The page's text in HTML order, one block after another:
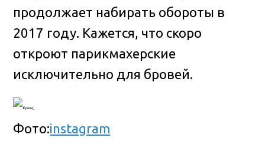
продолжает набирать обороты в
2017 году. Кажется, что скоро
откроют парикмахерские
исключительно для бровей.
Фото:instagram